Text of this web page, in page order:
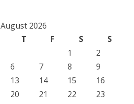
August 2026
T F S
S
1
2
6 7 8
9
13 14 15
16
20 21 22
23